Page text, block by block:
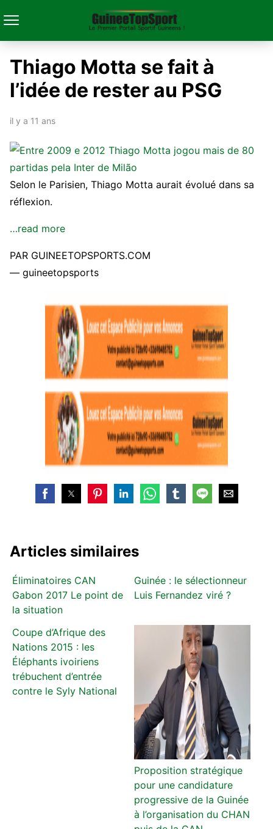
Thiago Motta se fait à
l’idée de rester au PSG
il y a 11 ans
Selon le Parisien, Thiago Motta aurait évolué dans sa
réflexion.
…read more
PAR GUINEETOPSPORTS.COM
— guineetopsports
Articles similaires
Éliminatoires CAN
Gabon 2017 Le point de
la situation
Guinée : le sélectionneur
Luis Fernandez viré ?
Coupe d’Afrique des
Nations 2015 : les
Éléphants ivoiriens
trébuchent d’entrée
contre le Syly National
Proposition stratégique
pour une candidature
progressive de la Guinée
à l’organisation du CHAN